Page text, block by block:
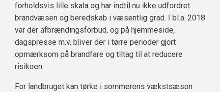
forholdsvis lille skala og har indtil nu ikke udfordret
brandvæsen og beredskab i væsentlig grad. I bl.a. 2018
var der afbrændingsforbud, og på hjemmeside,
dagspresse m.v. bliver der i tørre perioder gjort
opmærksom på brandfare og tiltag til at reducere
risikoen.
For landbruget kan tørke i sommerens vækstsæson